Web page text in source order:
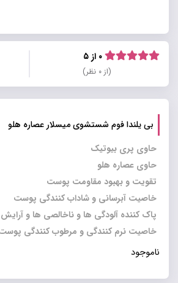
(از ۰ نظر)
بی یلندا فوم شستشوی میسلار عصاره هلو
حاوی پری بیوتیک
حاوی عصاره هلو
تقویت و بهبود مقاومت پوست
خاصیت آبرسانی و شاداب کنندگی پوست
پاک کننده آلودگی ها و ناخالصی ها و آرایش
خاصیت نرم کنندگی و مرطوب کنندگی
ناموجود